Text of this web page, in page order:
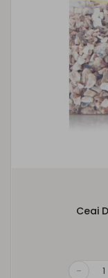
Ceai